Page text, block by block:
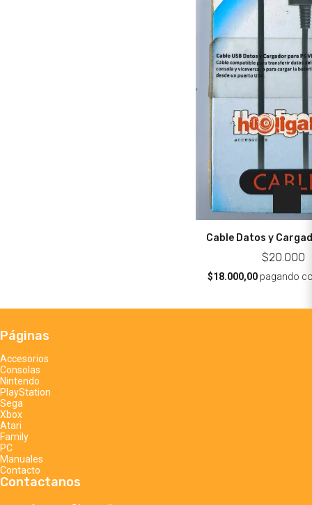
Cable Datos y
$20.000
$18.000,00 pagando
Páginas
Accesorios
Consolas
Nintendo
PlayStation
Sega
Xbox
Atari
Family
PC
Manuales
Contacto
Contactanos